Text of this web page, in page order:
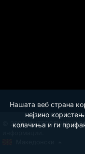
Нашата веб страна
нејзино
колачиња и ги
© 2026 ИНТЕРСПАЦЕ